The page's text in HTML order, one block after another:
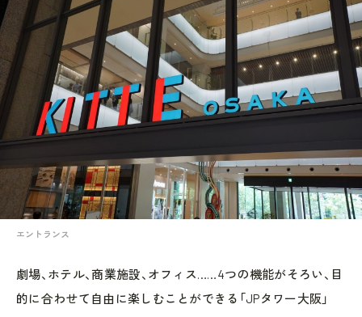
エントランス
劇場、ホテル、商業施設、オフィス……4つの機能がそろい、目
的に合わせて自由に楽しむことができる「JPタワー大阪」